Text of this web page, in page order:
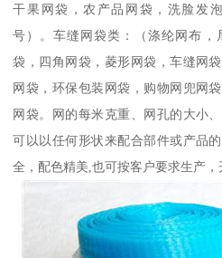
干果网袋，农产品网袋，洗脸发
号）。车缝网袋类：（涤纶网布，
袋，四角网袋，菱形网袋，车缝网
网袋，环保包装网袋，购物网兜网
网袋。网的每米克重、网孔的大小
可以以任何形状来配合部件或产品
全，配色精美,也可按客户要求生产